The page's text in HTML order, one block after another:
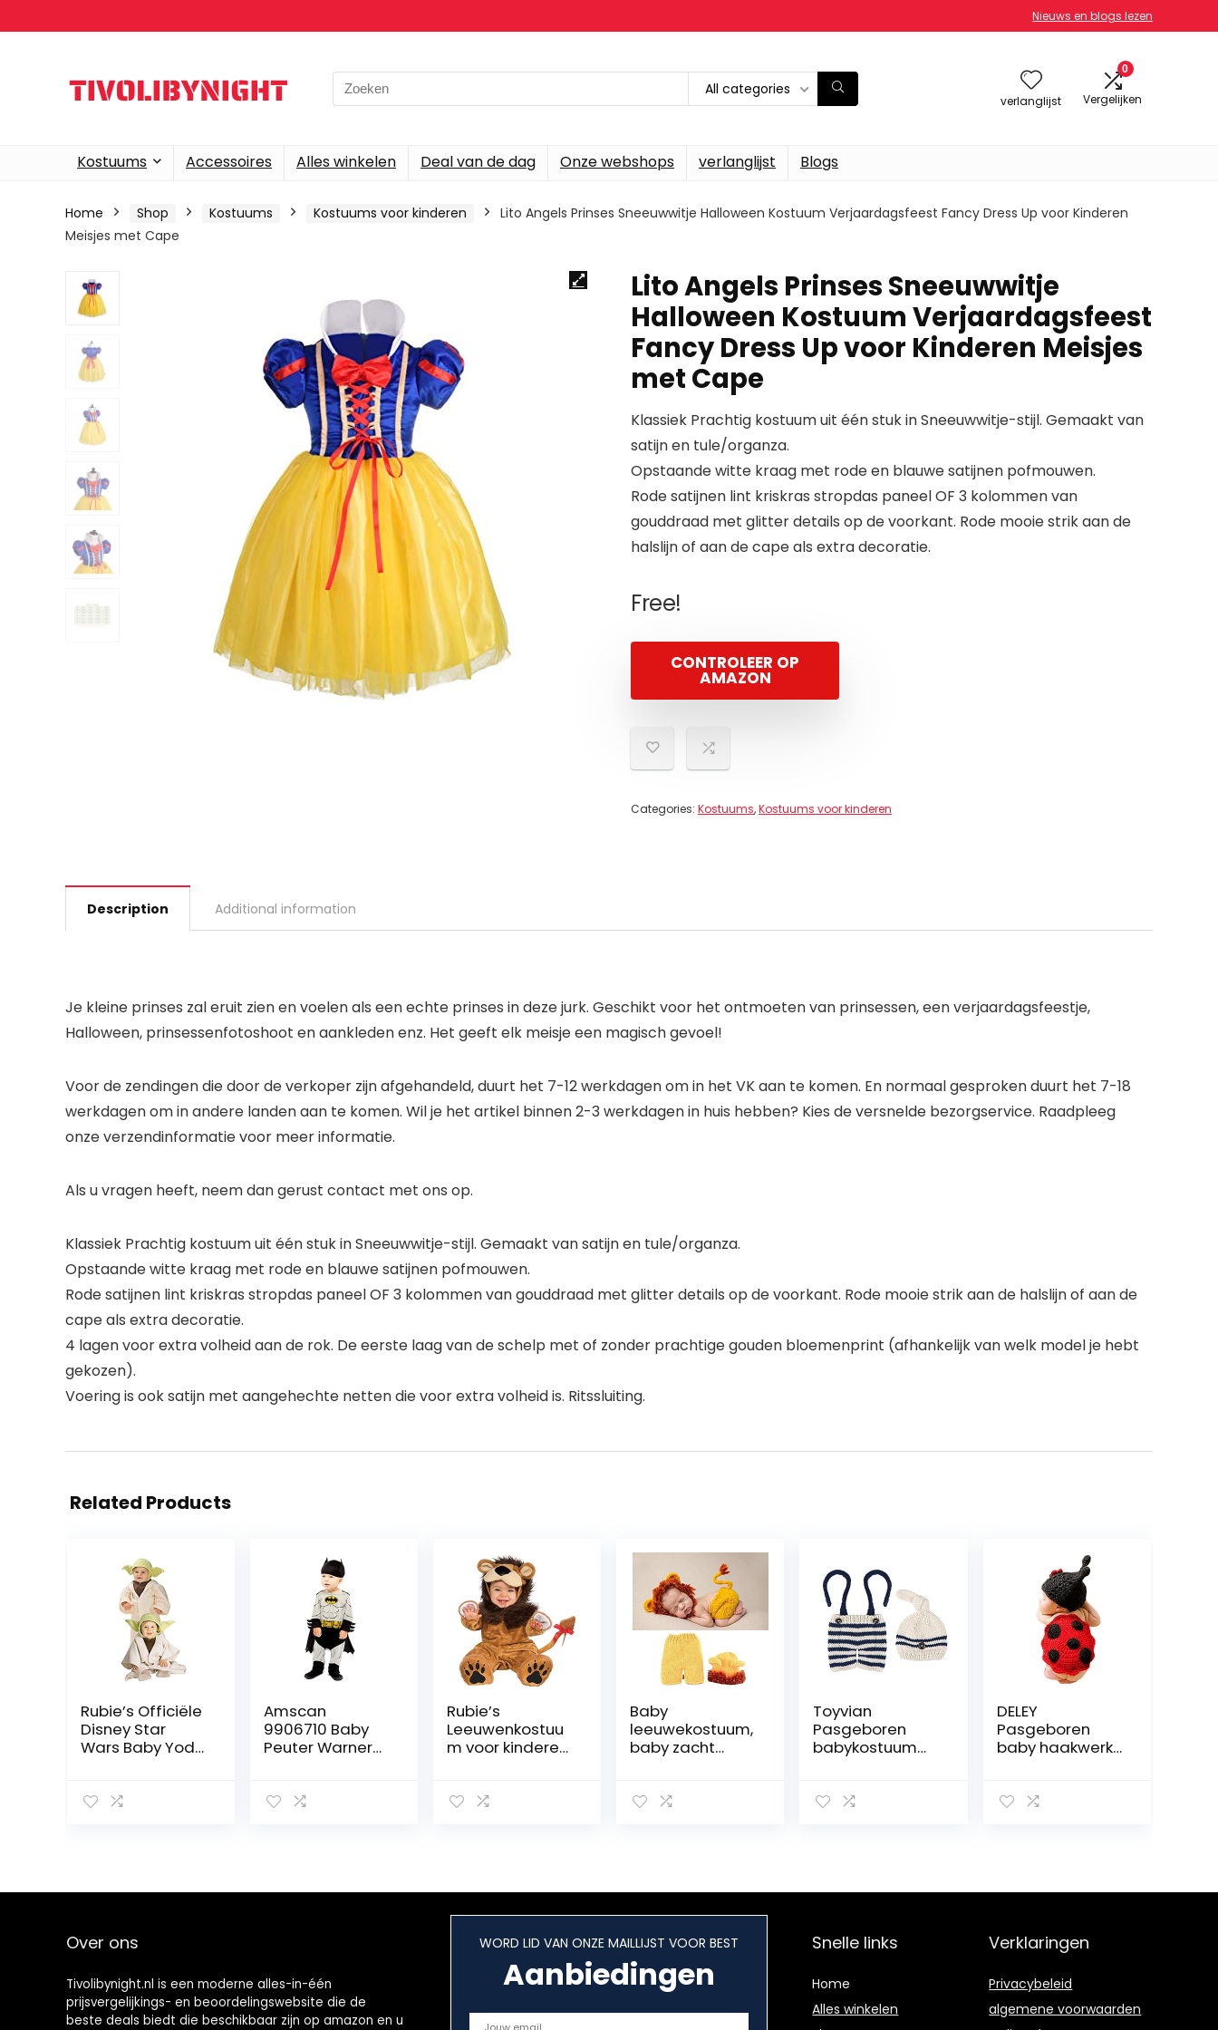
Nieuws en blogs lezen
Search
for:
All categories
verlanglijst
0
Vergelijken
Kostuums Accessoires Alles winkelen Deal van de dag Onze webshops verlanglijst Blogs
Home Shop Kostuums Kostuums voor kinderen
Lito Angels Prinses Sneeuwwitje Halloween Kostuum Verjaardagsfeest Fancy Dress Up voor Kinderen
Meisjes met Cape
Lito Angels Prinses Sneeuwwitje
Halloween Kostuum Verjaardagsfeest
Fancy Dress Up voor Kinderen Meisjes
met Cape
Klassiek Prachtig kostuum uit één stuk in Sneeuwwitje-stijl. Gemaakt van
satijn en tule/organza.
Opstaande witte kraag met rode en blauwe satijnen pofmouwen.
Rode satijnen lint kriskras stropdas paneel OF 3 kolommen van
gouddraad met glitter details op de voorkant. Rode mooie strik aan de
halslijn of aan de cape als extra decoratie.
Free!
CONTROLEER OP
AMAZON
Categories: Kostuums,Kostuums voor kinderen
Description Additional information
Je kleine prinses zal eruit zien en voelen als een echte prinses in deze jurk. Geschikt voor het ontmoeten van prinsessen, een verjaardagsfeestje,
Halloween, prinsessenfotoshoot en aankleden enz. Het geeft elk meisje een magisch gevoel!
Voor de zendingen die door de verkoper zijn afgehandeld, duurt het 7-12 werkdagen om in het VK aan te komen. En normaal gesproken duurt het 7-18
werkdagen om in andere landen aan te komen. Wil je het artikel binnen 2-3 werkdagen in huis hebben? Kies de versnelde bezorgservice. Raadpleeg
onze verzendinformatie voor meer informatie.
Als u vragen heeft, neem dan gerust contact met ons op.
Klassiek Prachtig kostuum uit één stuk in Sneeuwwitje-stijl. Gemaakt van satijn en tule/organza.
Opstaande witte kraag met rode en blauwe satijnen pofmouwen.
Rode satijnen lint kriskras stropdas paneel OF 3 kolommen van gouddraad met glitter details op de voorkant. Rode mooie strik aan de halslijn of aan de
cape als extra decoratie.
4 lagen voor extra volheid aan de rok. De eerste laag van de schelp met of zonder prachtige gouden bloemenprint (afhankelijk van welk model je hebt
gekozen).
Voering is ook satijn met aangehechte netten die voor extra volheid is. Ritssluiting.
Related Products
Rubie’s Officiële
Disney Star
Wars Baby Yoda
Size
Amscan
9906710 Baby
Peuter Warner
Dress Kostuum
Rubie’s
Leeuwenkostuu
m voor kinderen,
S8248-T)
Baby
leeuwekostuum,
baby zacht
leeuwekostuum
pasgeborenen
Toyvian
Pasgeboren
babykostuum
gehaakte
meisjes jongens
DELEY
Pasgeboren
baby haakwerk
e kostuum
Over ons
Tivolibynight.nl is een moderne alles-in-één
prijsvergelijkings- en beoordelingswebsite die de
beste deals biedt die beschikbaar zijn op amazon en u
WORD LID VAN ONZE MAILLIJST VOOR BEST
Aanbiedingen
Snelle links
Home
Alles winkelen
Verklaringen
Privacybeleid
algemene voorwaarden